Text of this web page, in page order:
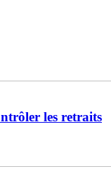
les retraits